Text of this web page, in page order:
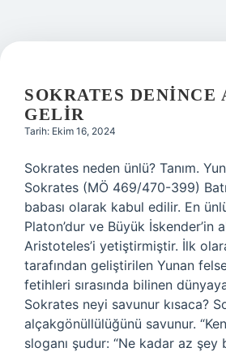
SOKRATES DENINCE
GELIR
Tarih: Ekim 16, 2024
Sokrates neden ünlü? Tanım.
Sokrates (MÖ 469/470-399)
babası olarak kabul edilir. En
Platon’dur ve Büyük İskender’in
Aristoteles’i yetiştirmiştir. İlk
tarafından geliştirilen Yunan
fetihleri ​​sırasında bilinen dünyaya
Sokrates neyi savunur kısaca?
alçakgönüllülüğünü savunur.
sloganı şudur: “Ne kadar az şey